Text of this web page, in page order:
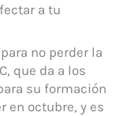
a tu
no perder la
que da a los
su formación
en octubre, y es